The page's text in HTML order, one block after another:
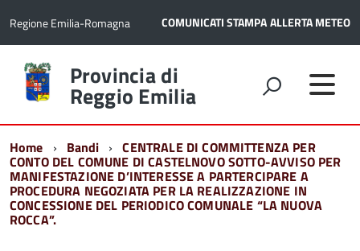
Regione Emilia-Romagna COMUNICATI STAMPAALLERTA METEO
Torna
alla
home
Provincia di
Reggio Emilia
Home Bandi CENTRALE DI COMMITTENZA PER
CONTO DEL COMUNE DI CASTELNOVO SOTTO-AVVISO PER
MANIFESTAZIONE D’INTERESSE A PARTERCIPARE A
PROCEDURA NEGOZIATA PER LA REALIZZAZIONE IN
CONCESSIONE DEL PERIODICO COMUNALE “LA NUOVA
ROCCA”.